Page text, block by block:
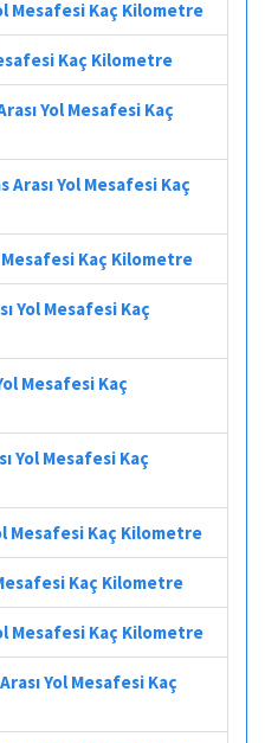
Mesafesi Kaç Kilometre
Kaç Kilometre
Yol Mesafesi Kaç
Yol Mesafesi Kaç
Kaç Kilometre
Yol Mesafesi Kaç
Mesafesi Kaç
Yol Mesafesi Kaç
Mesafesi Kaç Kilometre
Kaç Kilometre
Mesafesi Kaç Kilometre
Yol Mesafesi Kaç